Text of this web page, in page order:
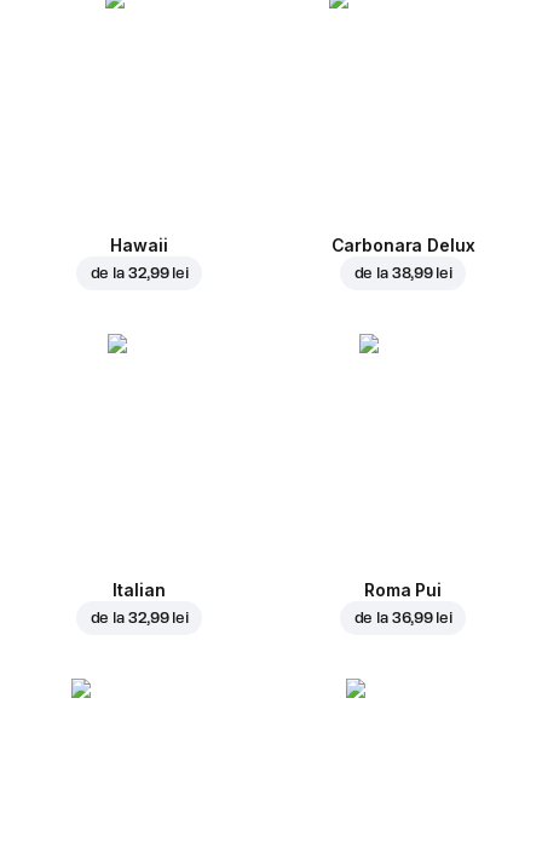
Hawaii
de la 32,99 lei
Carbonara Delux
de la 38,99 lei
Italian
de la 32,99 lei
Roma Pui
de la 36,99 lei